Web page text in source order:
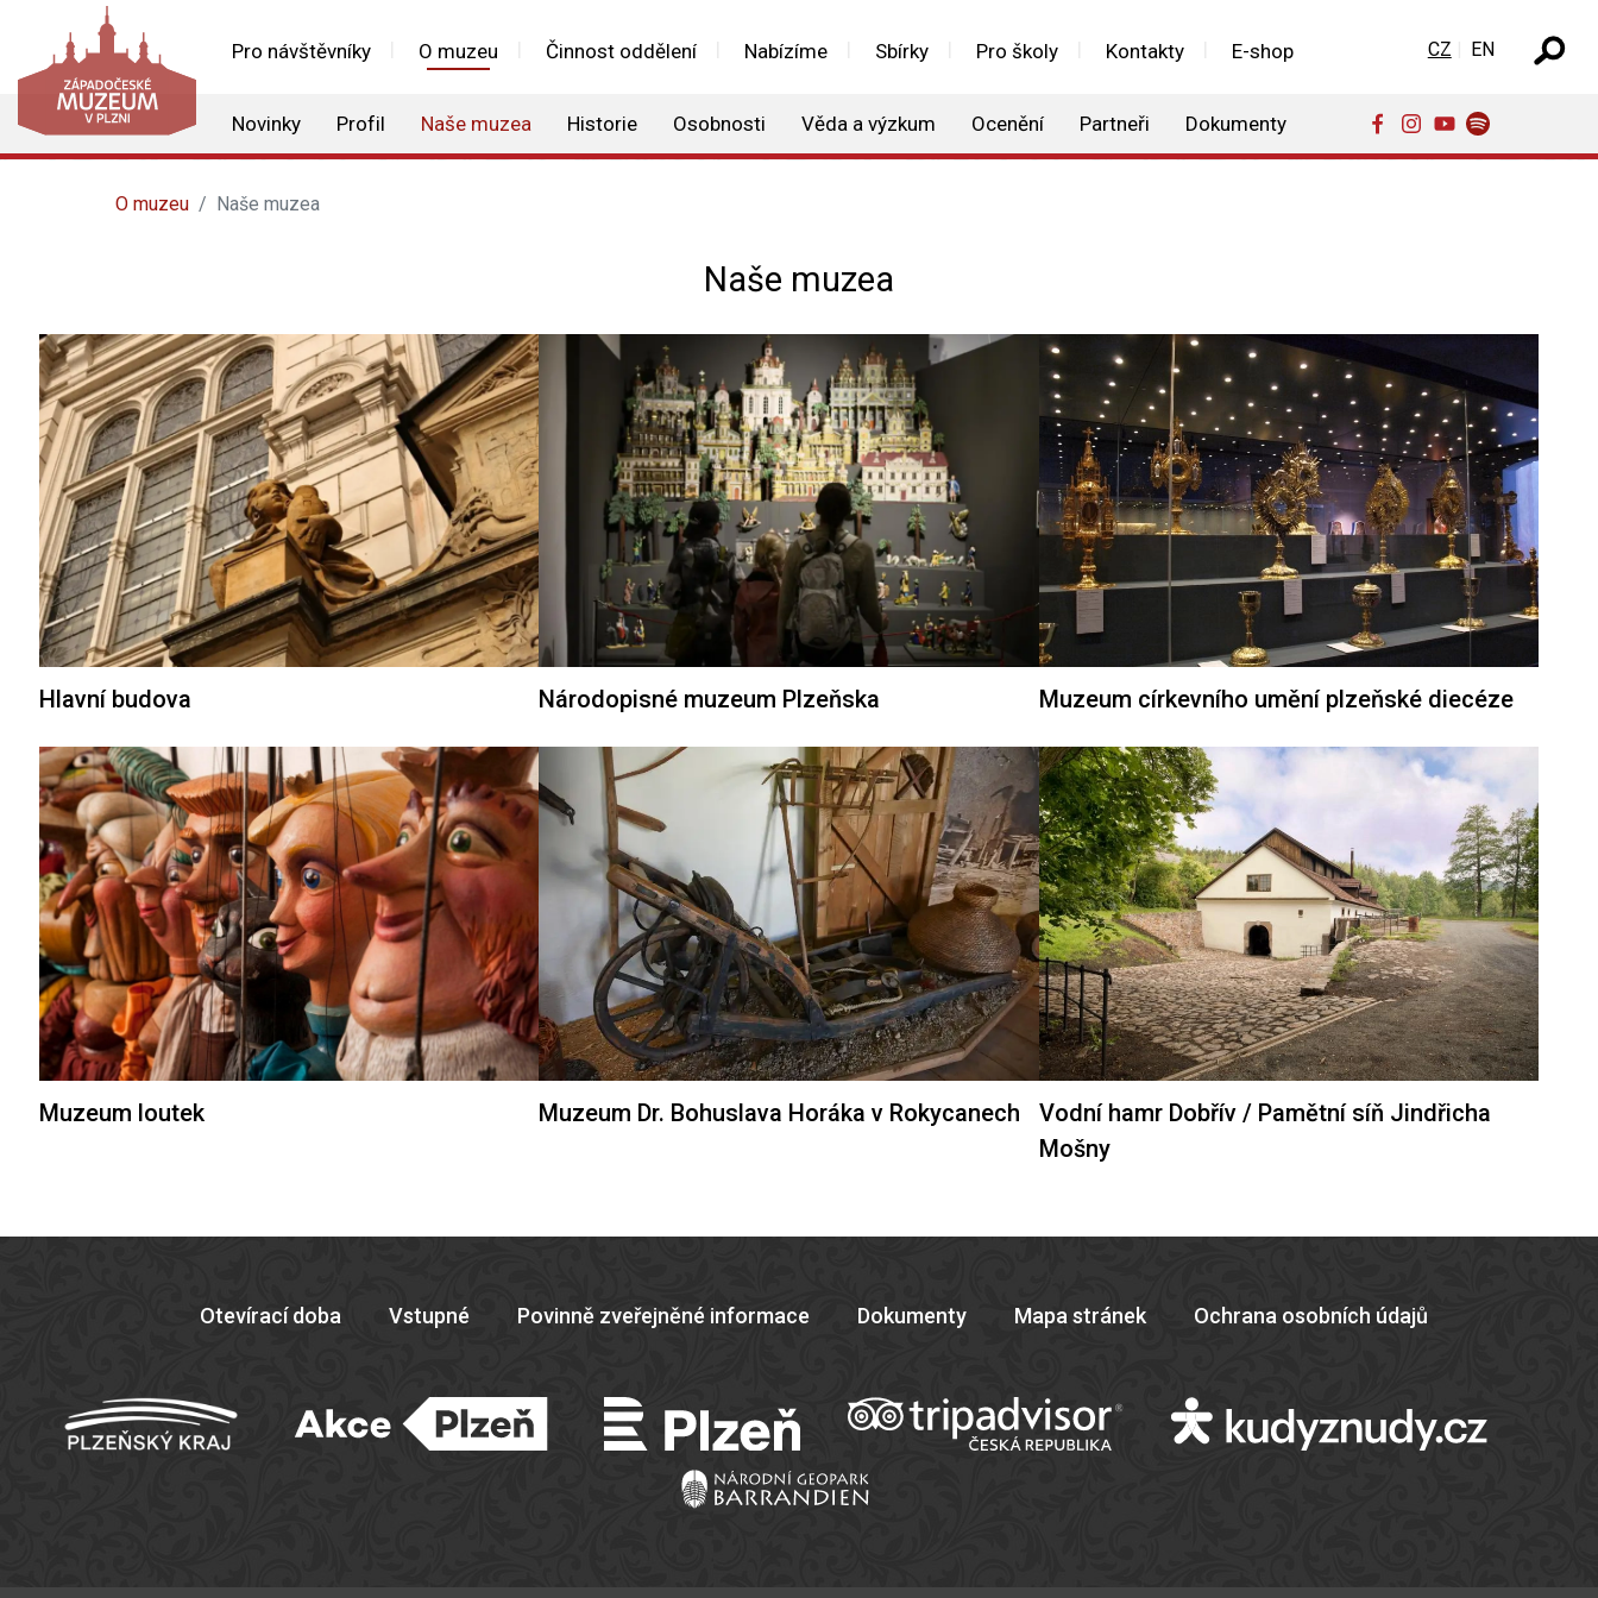
Pro návštěvníky O muzeu Činnost oddělení Nabízíme Sbírky Pro školy Kontakty E-shop
Novinky Profil Naše muzea Historie Osobnosti Věda a výzkum Ocenění Partneři Dokumenty
Zvolte jazyk
CZ EN
O muzeu Naše muzea
Naše muzea
Hlavní budova Národopisné muzeum Plzeňska Muzeum církevního umění plzeňské diecéze
Muzeum loutek Muzeum Dr. Bohuslava Horáka v Rokycanech
Vodní hamr Dobřív / Pamětní síň Jindřicha
Mošny
Otevírací doba Vstupné Povinně zveřejněné informace Dokumenty Mapa stránek Ochrana osobních údajů